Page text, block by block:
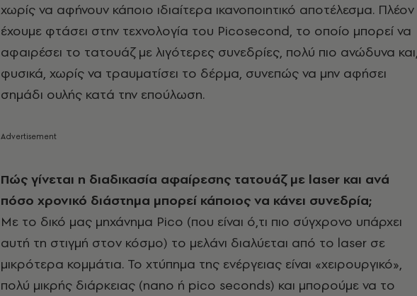
χωρίς να αφήνουν κάποιο ιδιαίτερα ικανοποιητικό αποτέλεσμα. Πλέον
έχουμε φτάσει στην τεχνολογία του Picosecond, το οποίο μπορεί να
αφαιρέσει το τατουάζ με λιγότερες συνεδρίες, πολύ πιο ανώδυνα και,
φυσικά, χωρίς να τραυματίσει το δέρμα, συνεπώς να μην αφήσει
σημάδι ουλής κατά την επούλωση.
Πώς γίνεται η διαδικασία αφαίρεσης τατουάζ με laser και ανά
πόσο χρονικό διάστημα μπορεί κάποιος να κάνει συνεδρία;
Με το δικό μας μηχάνημα Pico (που είναι ό,τι πιο σύγχρονο υπάρχει
αυτή τη στιγμή στον κόσμο) το μελάνι διαλύεται από το laser σε
μικρότερα κομμάτια. Το χτύπημα της ενέργειας είναι «χειρουργικό»,
πολύ μικρής διάρκειας (nano ή pico seconds) και μπορούμε να το